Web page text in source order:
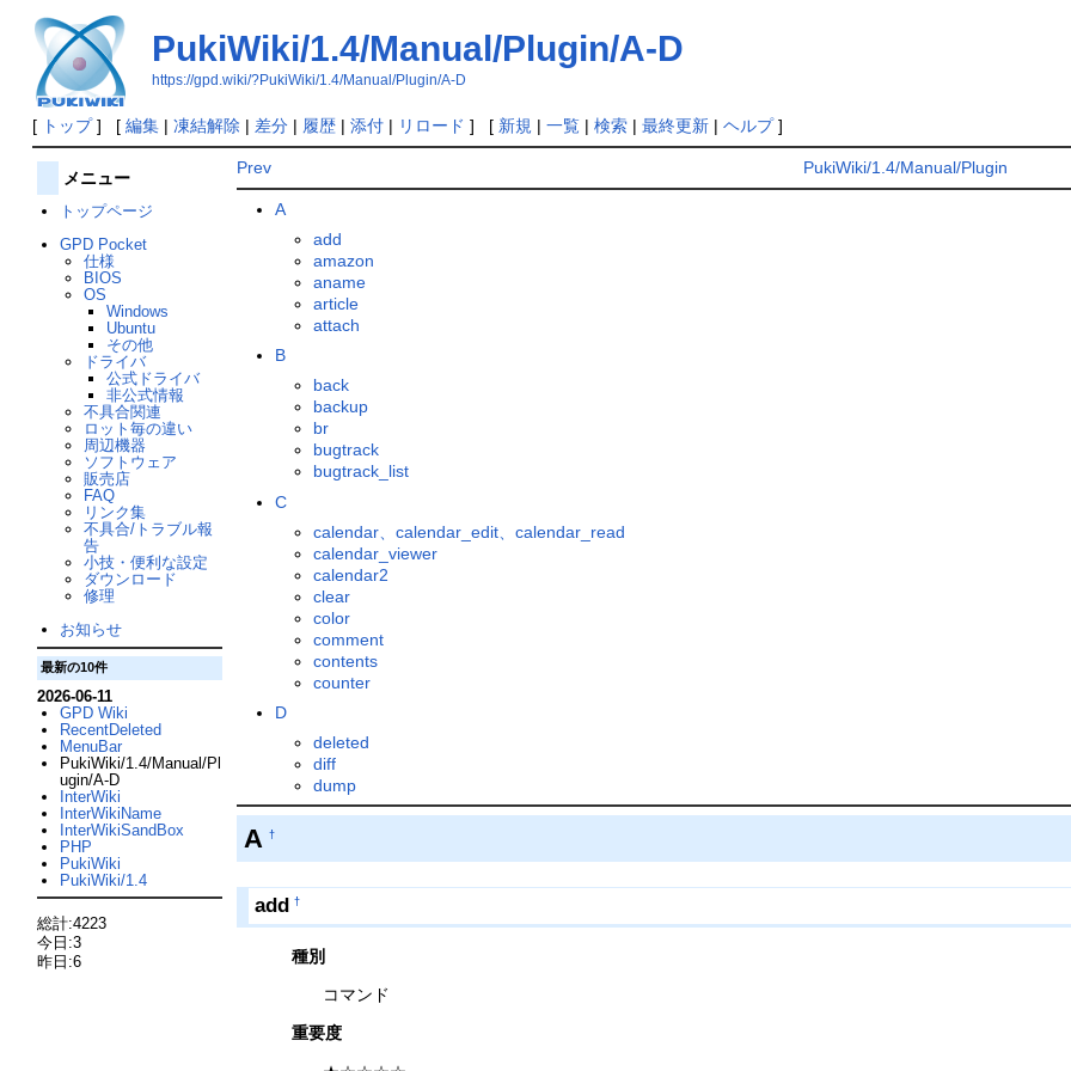
PukiWiki/1.4/Manual/Plugin/A-D
https://gpd.wiki/?PukiWiki/1.4/Manual/Plugin/A-D
[ トップ] [ 編集| 凍結解除 | 差分| 履歴| 添付| リロード ] [ 新規 | 一覧| 検索| 最終更新| ヘルプ]
Prev PukiWiki/1.4/Manual/Plugin
A
add
amazon
aname
article
attach
B
back
backup
br
bugtrack
bugtrack_list
C
calendar、calendar_edit、calendar_read
calendar_viewer
calendar2
clear
color
comment
contents
counter
D
deleted
diff
dump
A †
add †
種別
コマンド
重要度
メニュー
トップページ
GPD Pocket
仕様
BIOS
OS
Windows
Ubuntu
その他
ドライバ
公式ドライバ
非公式情報
不具合関連
ロット毎の違い
周辺機器
ソフトウェア
販売店
FAQ
リンク集
不具合/トラブル報
告
小技・便利な設定
ダウンロード
修理
お知らせ
最新の10件
2026-06-11
GPD Wiki
RecentDeleted
MenuBar
PukiWiki/1.4/Manual/Pl
ugin/A-D
InterWiki
InterWikiName
InterWikiSandBox
PHP
PukiWiki
PukiWiki/1.4
総計:4223
今日:3
昨日:6